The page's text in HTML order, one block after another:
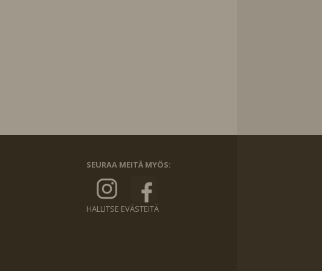
SEURAA MEITÄ MYÖS:
HALLITSE EVÄSTEITÄ